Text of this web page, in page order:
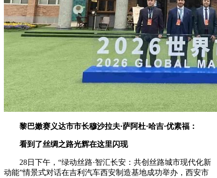
黎巴嫩赛义达市市长穆沙拉夫·萨阿杜·哈吉·优素福：
看到了丝绸之路光辉在这里闪现
28日下午，“绿动丝路·智汇长安：共创丝路城市现代化新
动能”情景式对话在吉利汽车西安制造基地成功举办，西安市